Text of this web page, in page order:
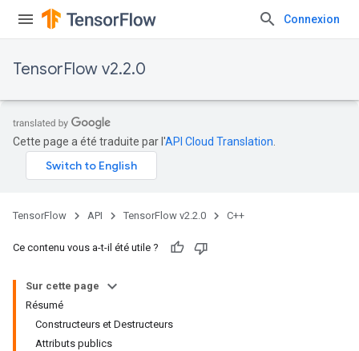
Connexion
TensorFlow v2.2.0
Cette page a été traduite par l'API Cloud Translation
TensorFlow API TensorFlow v2.2.0 C++
Ce contenu vous a-t-il été utile ?
Sur cette page
Résumé
Constructeurs et Destructeurs
Attributs publics